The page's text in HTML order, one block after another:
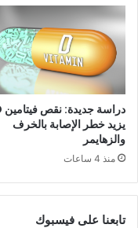
يزيد خطر الإصابة بالخرف
والزهايمر
منذ 4 ساعات
تابعنا على فيسبوك